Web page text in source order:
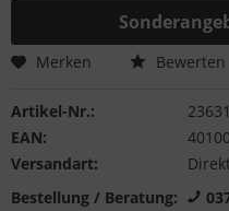
Merken Bewerten
Artikel-Nr.:
23631
EAN:
Versandart:
Bestellung / Beratung: